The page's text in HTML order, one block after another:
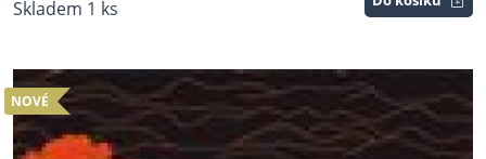
Skladem 1 ks
NOVÉ